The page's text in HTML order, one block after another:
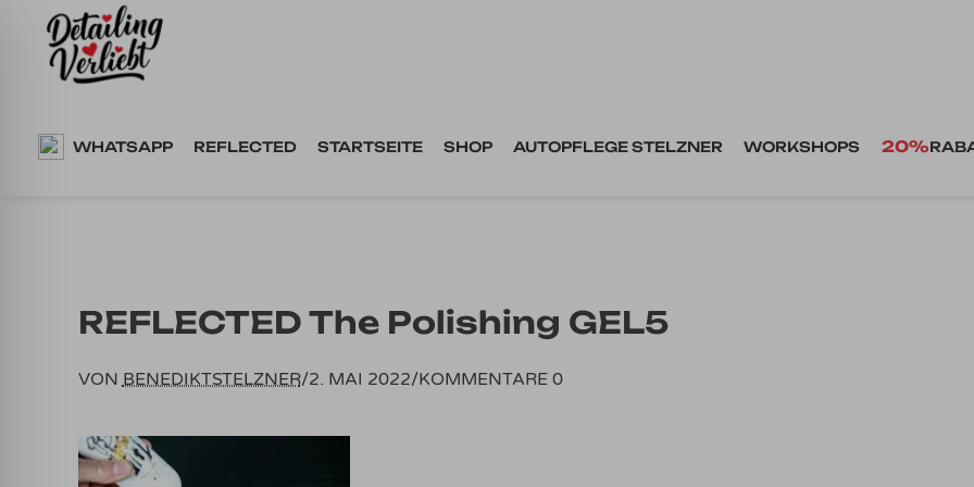
Springe
WHATSAPP REFLECTED STARTSEITE SHOP AUTOPFLEGE STELZNER WORKSHOPS 20%
REFLECTED The Polishing GEL5
VON BENEDIKTSTELZNER/2. MAI 2022/KOMMENTARE 0